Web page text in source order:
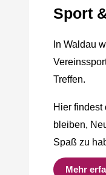
Sport
In Waldau
Treffen.
Hier findest
bleiben,
Spaß zu
Mehr